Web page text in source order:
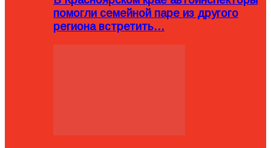
помогли семейной паре из другого
региона встретить…